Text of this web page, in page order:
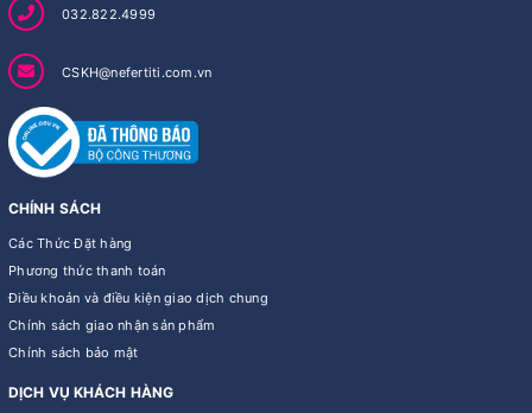
032.822.4999
CSKH@nefertiti.com.vn
CHÍNH SÁCH
Các Thức Đặt hàng
Phương thức thanh toán
Điều khoản và điều kiện giao dịch chung
Chính sách giao nhận sản phẩm
Chính sách bảo mật
DỊCH VỤ KHÁCH HÀNG